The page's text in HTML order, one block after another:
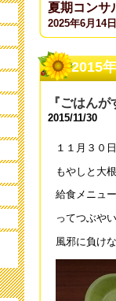
夏期コンサ
2025年6月14
令和８年
2025年5月28
令和８年
2025年5月 1日
令和８年
2025年4月26
令和7年度
2025年4月25
令和5年度
2024年1月10
令和5年度
2015
『ごはんが
2015/11/30
１１月３０
もやしと大
給食メニュ
ってつぶや
風邪に負け